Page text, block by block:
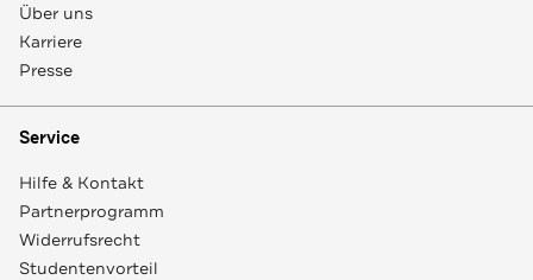
Über uns
Karriere
Presse
Service
Hilfe & Kontakt
Partnerprogramm
Widerrufsrecht
Studentenvorteil